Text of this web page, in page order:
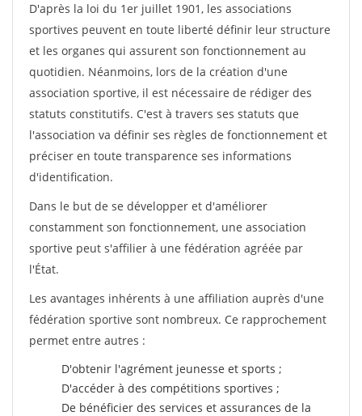
D'après la loi du 1er juillet 1901, les associations
sportives peuvent en toute liberté définir leur structure
et les organes qui assurent son fonctionnement au
quotidien. Néanmoins, lors de la création d'une
association sportive, il est nécessaire de rédiger des
statuts constitutifs. C'est à travers ses statuts que
l'association va définir ses règles de fonctionnement et
préciser en toute transparence ses informations
d'identification.
Dans le but de se développer et d'améliorer
constamment son fonctionnement, une association
sportive peut s'affilier à une fédération agréée par
l'État.
Les avantages inhérents à une affiliation auprès d'une
fédération sportive sont nombreux. Ce rapprochement
permet entre autres :
D'obtenir l'agrément jeunesse et sports ;
D'accéder à des compétitions sportives ;
De bénéficier des services et assurances de la